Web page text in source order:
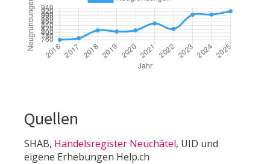
Quellen
SHAB, Handelsregister Neuchâtel, UID und
eigene Erhebungen Help.ch